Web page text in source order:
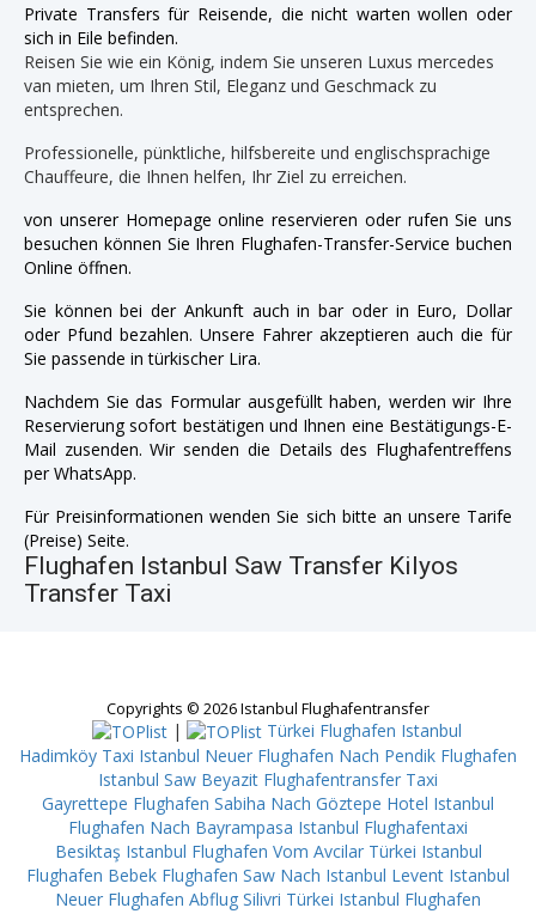
Private Transfers für Reisende, die nicht warten wollen oder
sich in Eile befinden.
Reisen Sie wie ein König, indem Sie unseren Luxus mercedes
van mieten, um Ihren Stil, Eleganz und Geschmack zu
entsprechen.
Professionelle, pünktliche, hilfsbereite und englischsprachige
Chauffeure, die Ihnen helfen, Ihr Ziel zu erreichen.
von unserer Homepage online reservieren oder rufen Sie uns
besuchen können Sie Ihren Flughafen-Transfer-Service buchen
Online öffnen.
Sie können bei der Ankunft auch in bar oder in Euro, Dollar
oder Pfund bezahlen. Unsere Fahrer akzeptieren auch die für
Sie passende in türkischer Lira.
Nachdem Sie das Formular ausgefüllt haben, werden wir Ihre
Reservierung sofort bestätigen und Ihnen eine Bestätigungs-E-
Mail zusenden. Wir senden die Details des Flughafentreffens
per WhatsApp.
Für Preisinformationen wenden Sie sich bitte an unsere Tarife
(Preise) Seite.
Flughafen Istanbul Saw Transfer Kilyos
Transfer Taxi
Copyrights © 2026 Istanbul Flughafentransfer
|
Türkei Flughafen Istanbul
Hadimköy Taxi Istanbul Neuer Flughafen Nach Pendik Flughafen
Istanbul Saw Beyazit Flughafentransfer Taxi
Gayrettepe Flughafen Sabiha Nach Göztepe Hotel Istanbul
Flughafen Nach Bayrampasa Istanbul Flughafentaxi
Besiktaş Istanbul Flughafen Vom Avcilar Türkei Istanbul
Flughafen Bebek Flughafen Saw Nach Istanbul Levent Istanbul
Neuer Flughafen Abflug Silivri Türkei Istanbul Flughafen